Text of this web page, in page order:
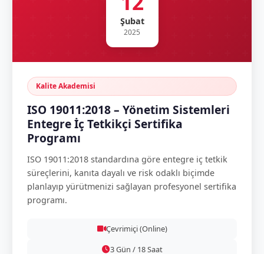
Şubat
2025
Kalite Akademisi
ISO 19011:2018 – Yönetim Sistemleri
Entegre İç Tetkikçi Sertifika
Programı
ISO 19011:2018 standardına göre entegre iç tetkik
süreçlerini, kanıta dayalı ve risk odaklı biçimde
planlayıp yürütmenizi sağlayan profesyonel sertifika
programı.
Çevrimiçi (Online)
3 Gün / 18 Saat